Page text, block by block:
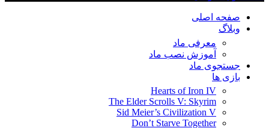
صفحه اصلی
وبلاگ
معرفی ماد
آموزش نصب ماد
جستجوی ماد
بازی ها
Hearts of Iron IV
The Elder Scrolls V: Skyrim
Sid Meier’s Civilization V
Don’t Starve Together